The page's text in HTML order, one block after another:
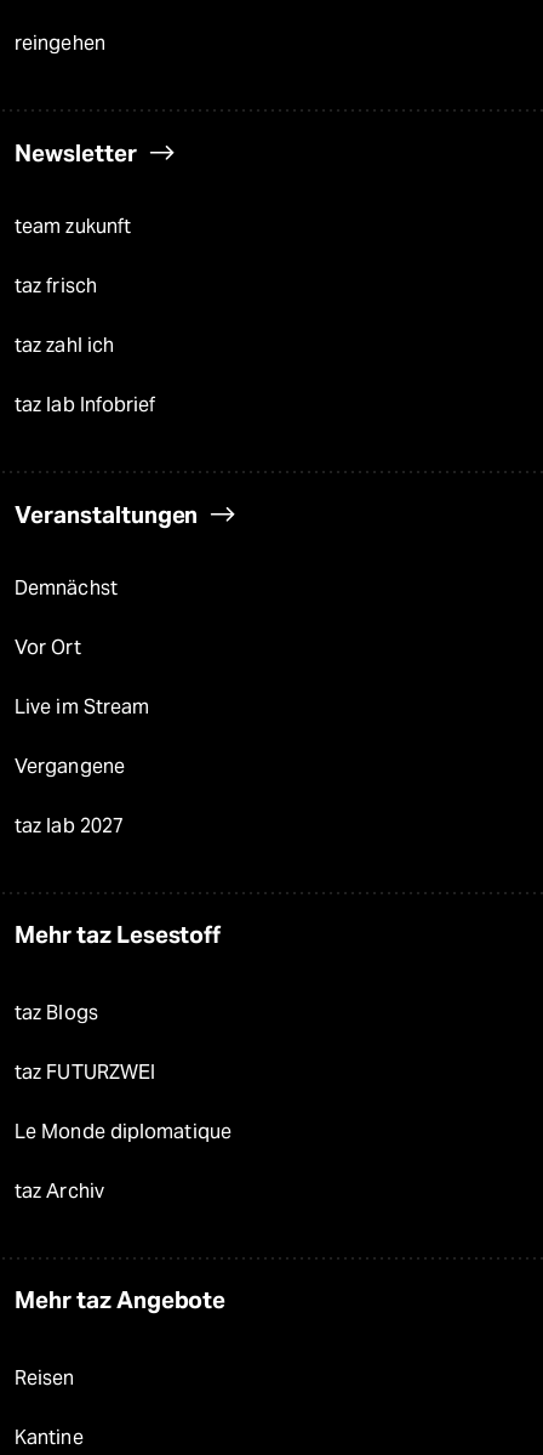
reingehen
Newsletter
team zukunft
taz frisch
taz zahl ich
taz lab Infobrief
Veranstaltungen
Demnächst
Vor Ort
Live im Stream
Vergangene
taz lab 2027
Mehr taz Lesestoff
taz Blogs
taz FUTURZWEI
Le Monde diplomatique
taz Archiv
Mehr taz Angebote
Reisen
Kantine